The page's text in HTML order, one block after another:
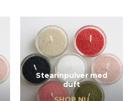
Stearinpulver med
duft